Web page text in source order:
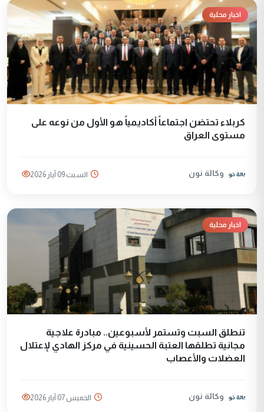
اخبار محلية
كربلاء تحتضن اجتماعاً أكاديمياً هو الأول من نوعه على
مستوى العراق
وكالة نون السبت 09 آيار 2026
اخبار محلية
تنطلق السبت وتستمر لأسبوعين.. مبادرة علاجية
مجانية تطلقها العتبة الحسينية في مركز الهادي لإعتلال
العضلات والأعصاب
وكالة نون الخميس 07 آيار 2026